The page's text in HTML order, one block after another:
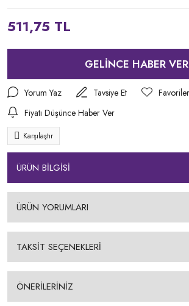
511,75 TL
GELİNCE HABER VER
Yorum Yaz
Tavsiye Et
Fiyatı Düşünce Haber Ver
Karşılaştır
ÜRÜN BİLGİSİ
ÜRÜN YORUMLARI
TAKSİT SEÇENEKLERİ
ÖNERİLERİNİZ